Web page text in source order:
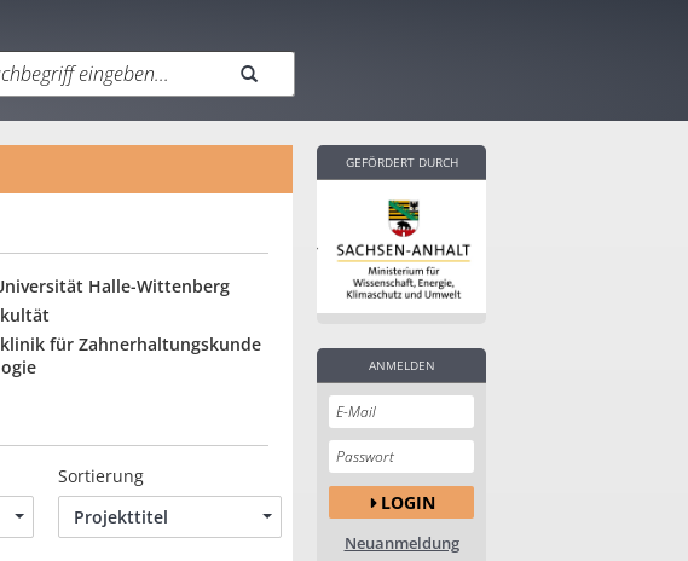
Halle-Wittenberg
für Zahnerhaltungskunde
Sortierung
Projekttitel
GEFÖRDERT DURCH
ANMELDEN
LOGIN
Neuanmeldung